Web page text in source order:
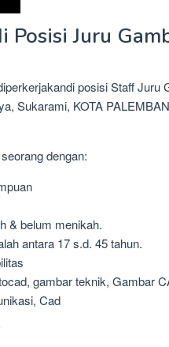
Posisi Juru
posisi Staff Juru
Sukarami, KOTA
dengan:
& belum menikah.
antara 17 s.d. 45 tahun.
gambar teknik, Gambar
Cad